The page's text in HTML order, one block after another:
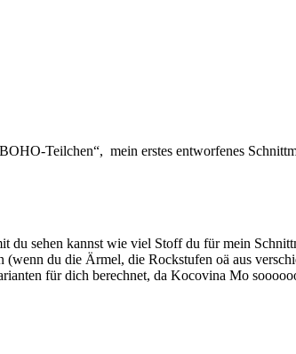
Teilchen“, mein erstes entworfenes
du sehen kannst wie viel Stoff du für mein
du die Ärmel, die Rockstufen oä aus
für dich berechnet, da Kocovina Mo